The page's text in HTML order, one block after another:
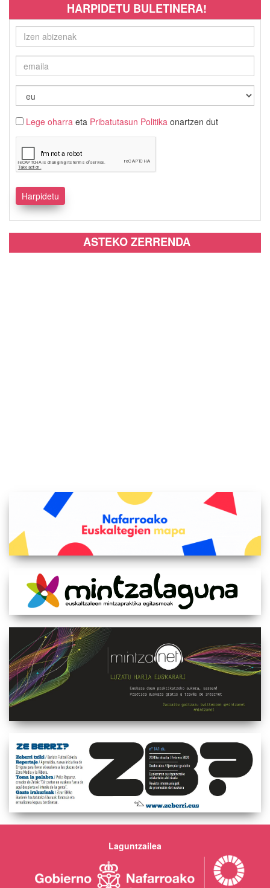
HARPIDETU BULETINERA!
Lege oharra eta Pribatutasun Politika onartzen dut
ASTEKO ZERRENDA
Laguntzailea